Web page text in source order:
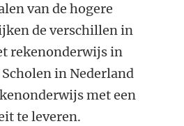
van de hogere
de verschillen in
rekenonderwijs in
in Nederland
met een
te leveren.